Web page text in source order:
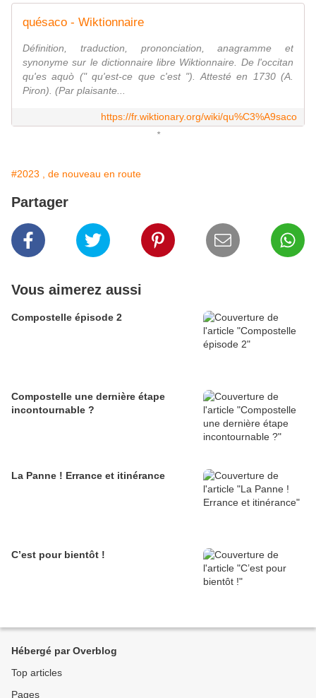
quésaco - Wiktionnaire
Définition, traduction, prononciation, anagramme et
synonyme sur le dictionnaire libre Wiktionnaire. De l'occitan
qu'es aquò (" qu'est-ce que c'est "). Attesté en 1730 (A.
Piron). (Par plaisante...
https://fr.wiktionary.org/wiki/qu%C3%A9saco
*
#2023 , de nouveau en route
Partager
Vous aimerez aussi
Compostelle épisode 2
Compostelle une dernière étape
incontournable ?
La Panne ! Errance et itinérance
C’est pour bientôt !
Hébergé par Overblog
Top articles
Pages